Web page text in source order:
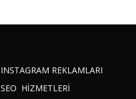
INSTAGRAM REKLAMLARI
SEO HİZMETLERİ